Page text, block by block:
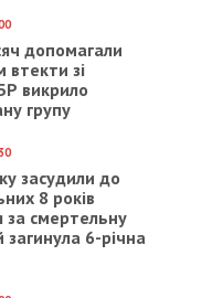
роботи або
особи, що
що
довідку
дитиною
чи більшою
15 років цілий
написану
за дитиною